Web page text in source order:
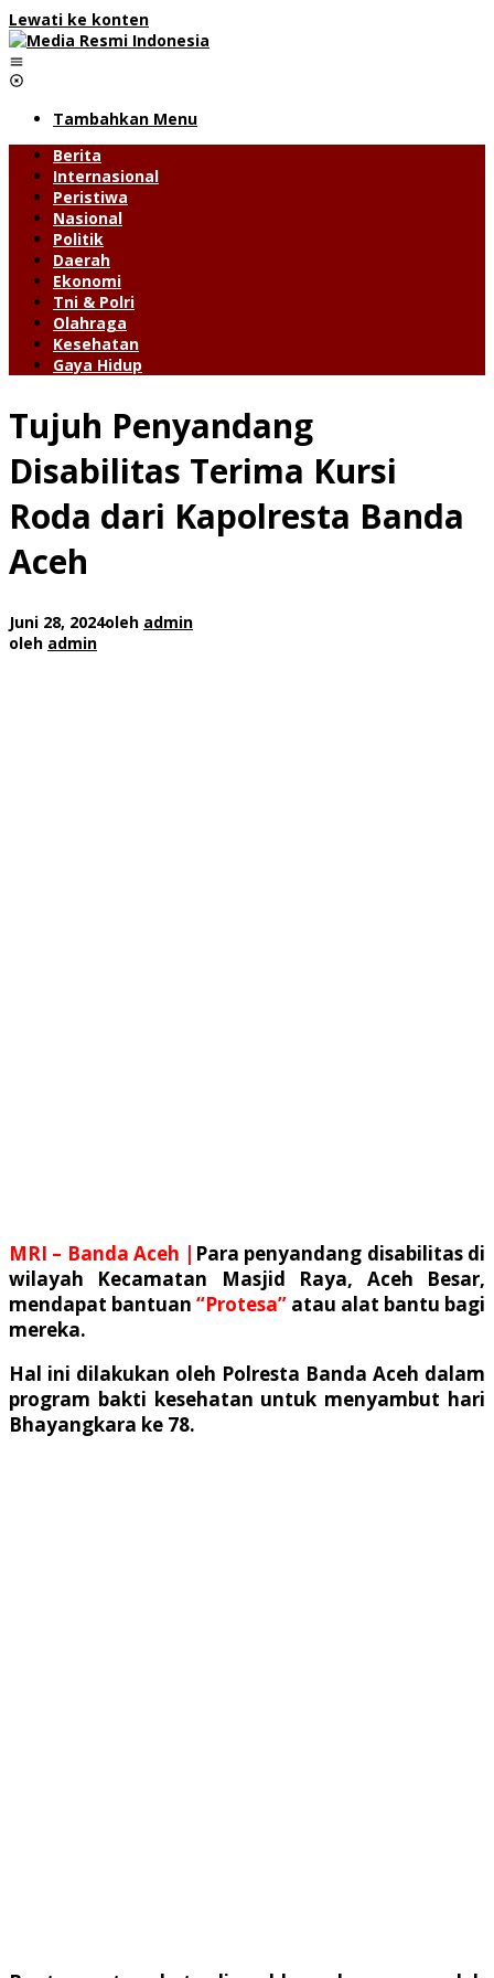
Lewati ke konten
Tambahkan Menu
Berita
Internasional
Peristiwa
Nasional
Politik
Daerah
Ekonomi
Tni & Polri
Olahraga
Kesehatan
Gaya Hidup
Tujuh Penyandang
Disabilitas Terima Kursi
Roda dari Kapolresta Banda
Aceh
Juni 28, 2024oleh admin
oleh admin
MRI – Banda Aceh | Para penyandang disabilitas di
wilayah Kecamatan Masjid Raya, Aceh Besar,
mendapat bantuan “Protesa” atau alat bantu bagi
mereka.
Hal ini dilakukan oleh Polresta Banda Aceh dalam
program bakti kesehatan untuk menyambut hari
Bhayangkara ke 78.